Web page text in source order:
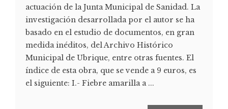
actuación de la Junta Municipal de Sanidad. La
investigación desarrollada por el autor se ha
basado en el estudio de documentos, en gran
medida inéditos, del Archivo Histórico
Municipal de Ubrique, entre otras fuentes. El
índice de esta obra, que se vende a 9 euros, es
el siguiente: I.- Fiebre amarilla a ...